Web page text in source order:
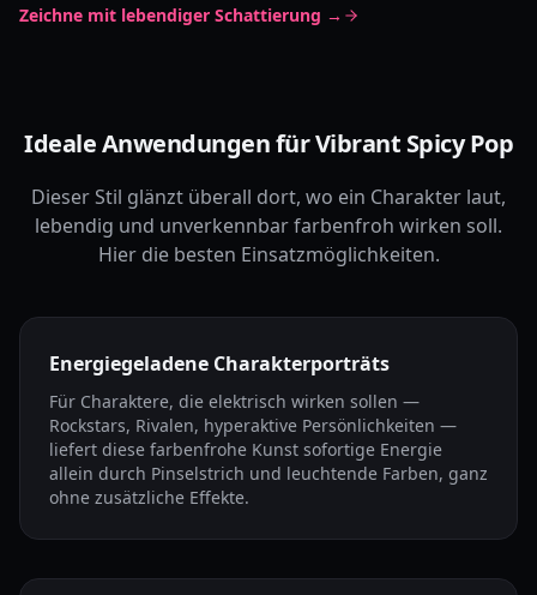
Zeichne mit lebendiger Schattierung →
Ideale Anwendungen für Vibrant Spicy Pop
Dieser Stil glänzt überall dort, wo ein Charakter laut,
lebendig und unverkennbar farbenfroh wirken soll.
Hier die besten Einsatzmöglichkeiten.
Energiegeladene Charakterporträts
Für Charaktere, die elektrisch wirken sollen —
Rockstars, Rivalen, hyperaktive Persönlichkeiten —
liefert diese farbenfrohe Kunst sofortige Energie
allein durch Pinselstrich und leuchtende Farben, ganz
ohne zusätzliche Effekte.